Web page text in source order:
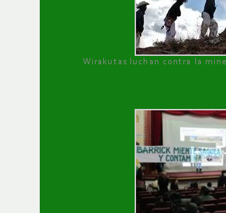
Wirakutas luchan contra la